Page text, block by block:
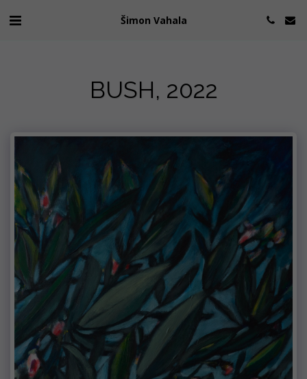
Šimon Vahala
BUSH, 2022